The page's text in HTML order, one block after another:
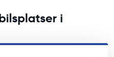
i
i Almere